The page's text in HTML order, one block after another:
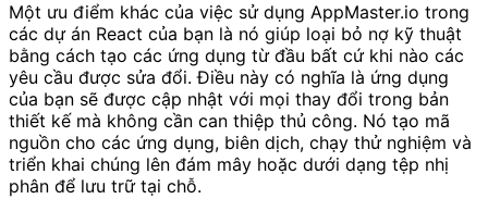
Một ưu điểm khác của việc sử dụng AppMaster.io trong
các dự án React của bạn là nó giúp loại bỏ nợ kỹ thuật
bằng cách tạo các ứng dụng từ đầu bất cứ khi nào các
yêu cầu được sửa đổi. Điều này có nghĩa là ứng dụng
của bạn sẽ được cập nhật với mọi thay đổi trong bản
thiết kế mà không cần can thiệp thủ công. Nó tạo mã
nguồn cho các ứng dụng, biên dịch, chạy thử nghiệm và
triển khai chúng lên đám mây hoặc dưới dạng tệp nhị
phân để lưu trữ tại chỗ.